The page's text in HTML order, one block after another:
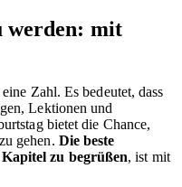
werden: mit
Zahl. Es bedeutet, dass
Lektionen und
bietet die Chance,
gehen. Die beste
Kapitel zu begrüßen, ist mit